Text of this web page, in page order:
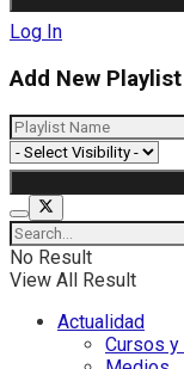
Log In
Add New Playlist
No Result
View All Result
Actualidad
Cursos y